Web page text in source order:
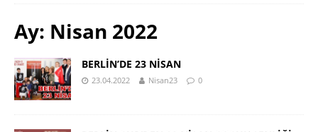
Ay: Nisan 2022
BERLİN’DE 23 NİSAN
23.04.2022 Nisan23 0